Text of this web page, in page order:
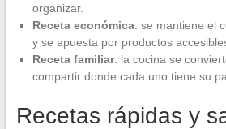
organizar.
Receta económica: se mantiene el
y se apuesta por productos
Receta familiar: la cocina se
compartir donde cada uno tiene su
Recetas rápidas y